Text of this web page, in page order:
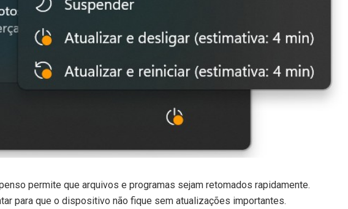
permite que arquivos e programas sejam retomados rapidamente.
para que o dispositivo não fique sem atualizações importantes.